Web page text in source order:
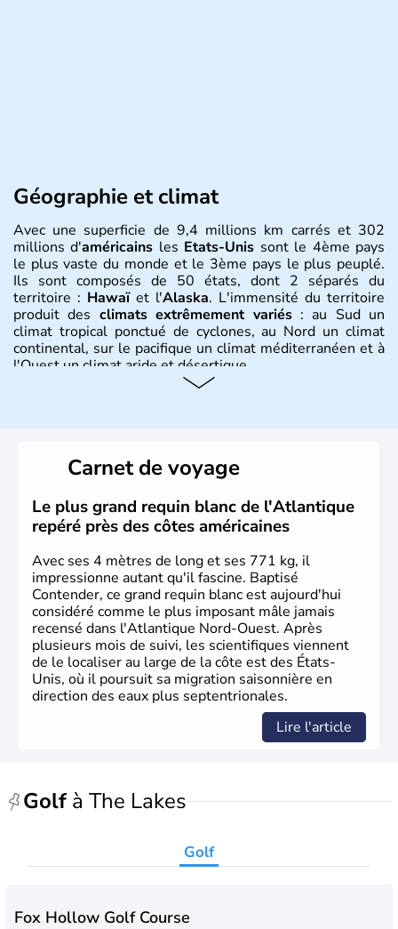
Géographie et climat
Avec une superficie de 9,4 millions km carrés et 302
millions d'américains les Etats-Unis sont le 4ème pays
le plus vaste du monde et le 3ème pays le plus peuplé.
Ils sont composés de 50 états, dont 2 séparés du
territoire : Hawaïet l'Alaska. L'immensité du territoire
produit des climats extrêmement variés: au Sud un
climat tropical ponctué de cyclones, au Nord un climat
continental, sur le pacifique un climat méditerranéen et à
l'Ouest un climat aride et désertique.
Plusieurs populations se sont succédées avant l'arrivée
des européens, suite à la découverte du continent par
Christophe Colomb en 1492. Les 13 colonies
britanniques proclament la Déclaration d'indépendance
en 1776 et adoptent leur première constitution en 1787.
La conquête de l'Ouest marque ensuite l'entrée dans une
phase de développement intense.
Carnet de voyage
Le plus grand requin blanc de l'Atlantique
repéré près des côtes américaines
Avec ses 4 mètres de long et ses 771 kg, il
impressionne autant qu'il fascine. Baptisé
Contender, ce grand requin blanc est aujourd'hui
considéré comme le plus imposant mâle jamais
recensé dans l'Atlantique Nord-Ouest. Après
plusieurs mois de suivi, les scientifiques viennent
de le localiser au large de la côte est des États-
Unis, où il poursuit sa migration saisonnière en
direction des eaux plus septentrionales.
Lire l'article
Golf à The Lakes
Golf
Fox Hollow Golf Course